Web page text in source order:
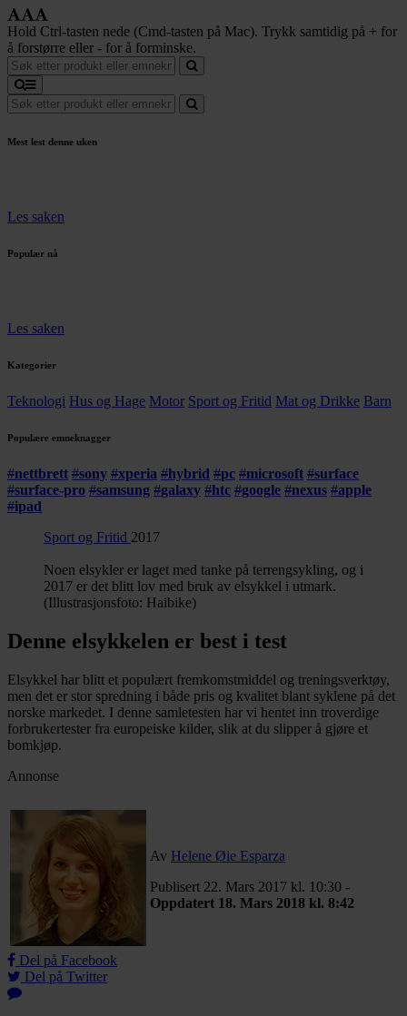
Hold Ctrl-tasten nede (Cmd-tasten på Mac). Trykk samtidig på + for
å forstørre eller - for å forminske.
Mest lest denne uken
Les saken
Populær nå
Les saken
Kategorier
Teknologi Hus og Hage Motor Sport og Fritid Mat og Drikke Barn
Populære emneknagger
#nettbrett #sony #xperia #hybrid #pc #microsoft #surface
#surface-pro #samsung #galaxy #htc #google #nexus #apple
#ipad
Sport og Fritid 2017
Noen elsykler er laget med tanke på terrengsykling, og i
2017 er det blitt lov med bruk av elsykkel i utmark.
(Illustrasjonsfoto: Haibike)
Denne elsykkelen er best i test
Elsykkel har blitt et populært fremkomstmiddel og treningsverktøy,
men det er stor spredning i både pris og kvalitet blant syklene på det
norske markedet. I denne samletesten har vi hentet inn troverdige
forbrukertester fra europeiske kilder, slik at du slipper å gjøre et
bomkjøp.
Annonse
Av Helene Øie Esparza
Publisert 22. Mars 2017 kl. 10:30 -
Oppdatert 18. Mars 2018 kl. 8:42
Del på Facebook
Del på Twitter